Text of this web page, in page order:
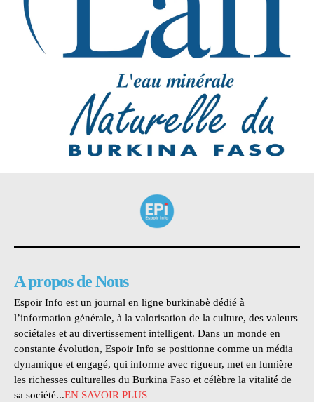
A propos de Nous
Espoir Info est un journal en ligne burkinabè dédié à
l’information générale, à la valorisation de la culture, des valeurs
sociétales et au divertissement intelligent. Dans un monde en
constante évolution, Espoir Info se positionne comme un média
dynamique et engagé, qui informe avec rigueur, met en lumière
les richesses culturelles du Burkina Faso et célèbre la vitalité de
sa société...EN SAVOIR PLUS